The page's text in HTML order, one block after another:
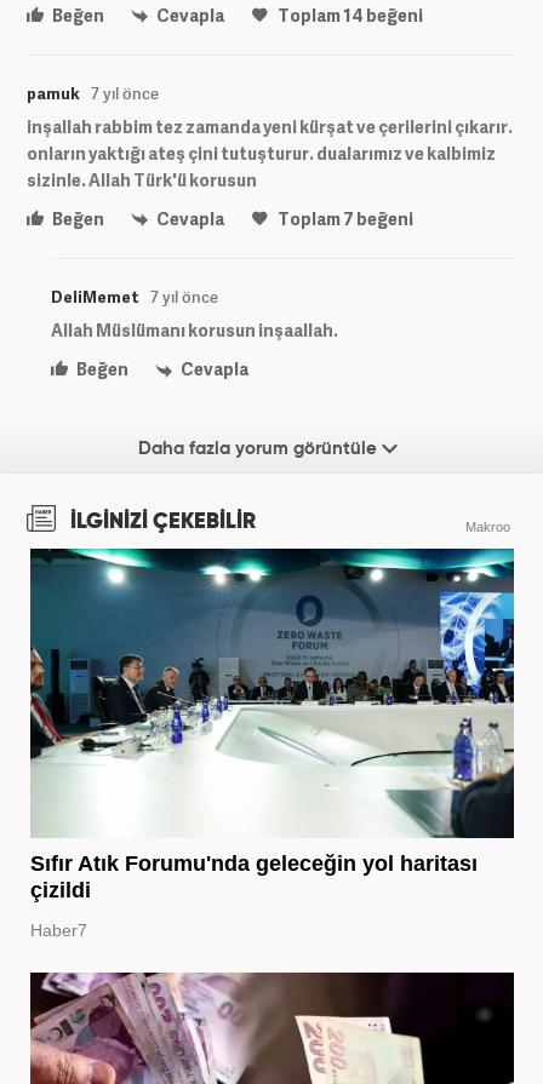
Beğen
Cevapla Toplam14 beğeni
pamuk 7 yıl önce
inşallah rabbim tez zamanda yeni kürşat ve çerilerini çıkarır.
onların yaktığı ateş çini tutuşturur. dualarımız ve kalbimiz
sizinle. Allah Türk'ü korusun
Beğen
Cevapla Toplam7 beğeni
DeliMemet 7 yıl önce
Allah Müslümanı korusun inşaallah.
Beğen
Cevapla
Daha fazla yorum görüntüle
İLGİNİZİ ÇEKEBİLİR Makroo
Sıfır Atık Forumu'nda geleceğin yol haritası
çizildi
Haber7